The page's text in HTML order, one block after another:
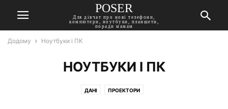
POSER
Для дівчат про нові телефони,
компютери, ноутбуки, планшети,
поради мамам
Додому Ноутбуки і ПК
НОУТБУКИ І ПК
ДАНІ ПРОЕКТОРИ